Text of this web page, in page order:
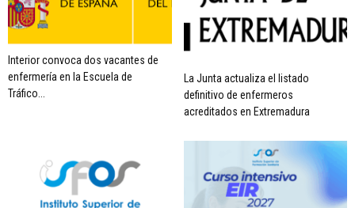
Interior convoca dos vacantes de
enfermería en la Escuela de
Tráfico...
La Junta actualiza el listado
definitivo de enfermeros
acreditados en Extremadura